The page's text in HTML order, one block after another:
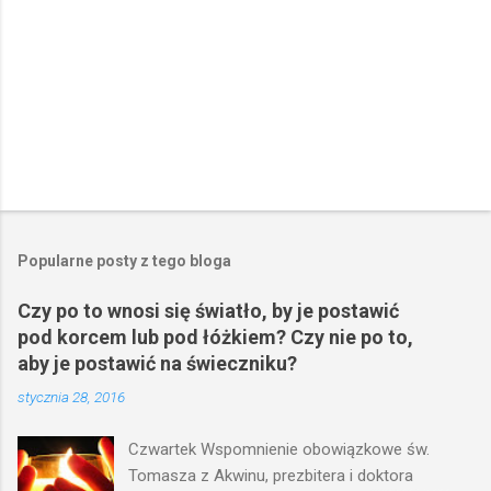
Popularne posty z tego bloga
Czy po to wnosi się światło, by je postawić
pod korcem lub pod łóżkiem? Czy nie po to,
aby je postawić na świeczniku?
stycznia 28, 2016
Czwartek Wspomnienie obowiązkowe św.
Tomasza z Akwinu, prezbitera i doktora